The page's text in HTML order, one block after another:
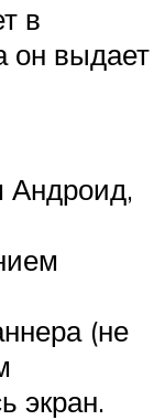
в
он выдает
(не
экран.